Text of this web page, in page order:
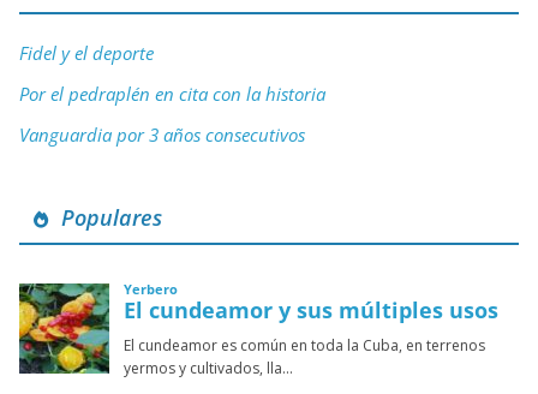
Fidel y el deporte
Por el pedraplén en cita con la historia
Vanguardia por 3 años consecutivos
Populares